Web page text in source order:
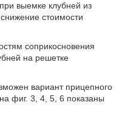
выемке клубней из
стоимости
соприкосновения
на решетке
вариант прицепного
фиг. 3, 4, 5, 6 показаны